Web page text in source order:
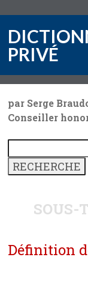
PRIVÉ
par Serge
Conseiller
SOUS-
Définition